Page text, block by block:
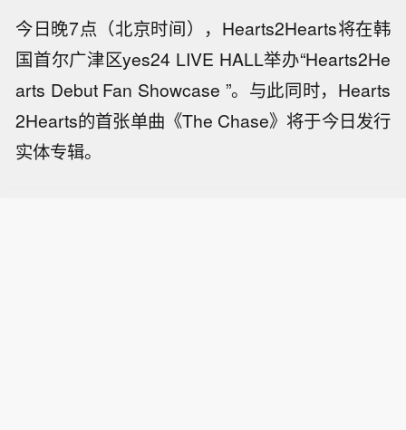
今日晚7点（北京时间），Hearts2Hearts将在韩
国首尔广津区yes24 LIVE HALL举办“Hearts2He
arts Debut Fan Showcase ”。与此同时，Hearts
2Hearts的首张单曲《The Chase》将于今日发行
实体专辑。